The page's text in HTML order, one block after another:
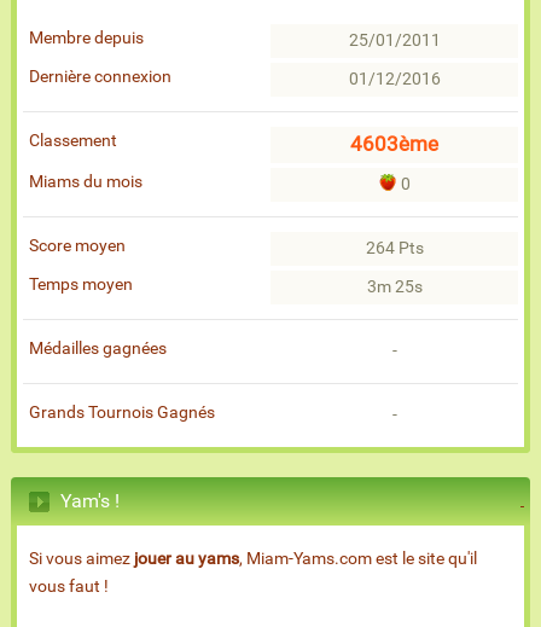
Membre depuis
25/01/2011
Dernière connexion
01/12/2016
Classement 4603ème
Miams du mois 0
Score moyen
264 Pts
Temps moyen
3m 25s
Médailles gagnées -
Grands Tournois Gagnés -
Yam's !
Si vous aimez jouer au yams, Miam-Yams.com est le site qu'il
vous faut !